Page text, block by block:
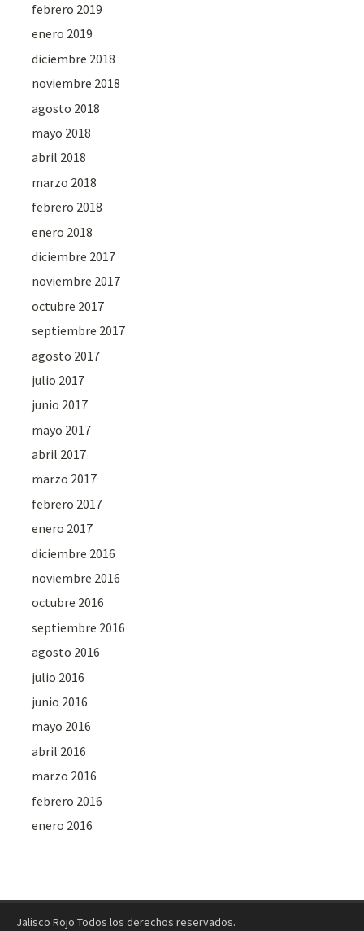
febrero 2019
enero 2019
diciembre 2018
noviembre 2018
agosto 2018
mayo 2018
abril 2018
marzo 2018
febrero 2018
enero 2018
diciembre 2017
noviembre 2017
octubre 2017
septiembre 2017
agosto 2017
julio 2017
junio 2017
mayo 2017
abril 2017
marzo 2017
febrero 2017
enero 2017
diciembre 2016
noviembre 2016
octubre 2016
septiembre 2016
agosto 2016
julio 2016
junio 2016
mayo 2016
abril 2016
marzo 2016
febrero 2016
enero 2016
Jalisco Rojo Todos los derechos reservados.